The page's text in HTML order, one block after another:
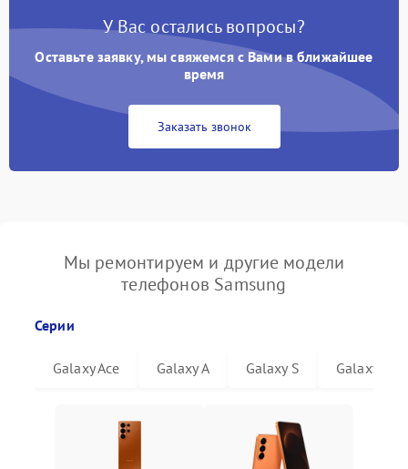
У Вас остались вопросы?
Оставьте заявку, мы свяжемся с Вами в ближайшее
время
Заказать звонок
Мы ремонтируем и другие модели
телефонов Samsung
Серии
Galaxy Ace Galaxy A Galaxy S Galaxy